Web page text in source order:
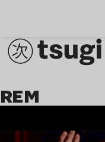
REM